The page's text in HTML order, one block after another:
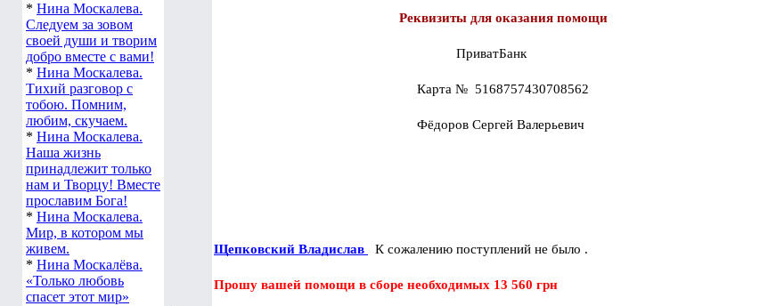
* Нина Москалева.
Следуем за зовом
своей души и творим
добро вместе с вами!
* Нина Москалева.
Тихий разговор с
тобою. Помним,
любим, скучаем.
* Нина Москалева.
Наша жизнь
принадлежит только
нам и Творцу! Вместе
прославим Бога!
* Нина Москалева.
Мир, в котором мы
живем.
* Нина Москалёва.
«Только любовь
спасет этот мир»
Реквизиты для оказания помощи
ПриватБанк
Карта №  5168757430708562
Фёдоров Сергей Валерьевич
Щепковский Владислав К сожалению поступлений не было .
Прошу вашей помощи в сборе необходимых 13 560 грн